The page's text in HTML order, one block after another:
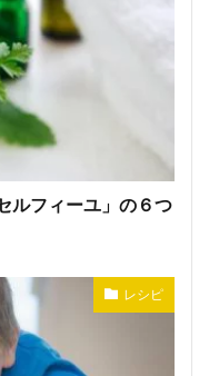
ルフィーユ」の６つ
レシピ